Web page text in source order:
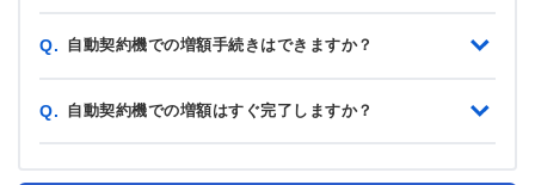
Q. 自動契約機での増額手続きはできますか？
Q. 自動契約機での増額はすぐ完了しますか？